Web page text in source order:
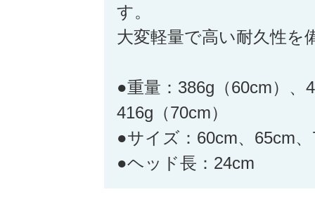
す。
大変軽量で高い耐久性を
●重量：386g（60cm）、
416g（70cm）
●サイズ：60cm、65cm
●ヘッド長：24cm